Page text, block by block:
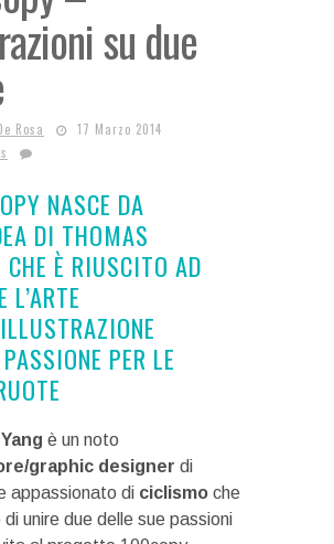
su due
Rosa
17 Marzo 2014
NASCE DA
DI THOMAS
CHE È RIUSCITO AD
L’ARTE
PER LE
è un noto
graphic designer di
appassionato di ciclismo che
di unire due delle sue passioni